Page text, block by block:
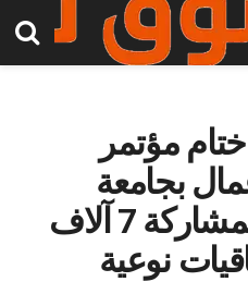
مؤتمر
بجامعة
الملك عبدالعزيز بمشاركة 7 آلاف
نوعية